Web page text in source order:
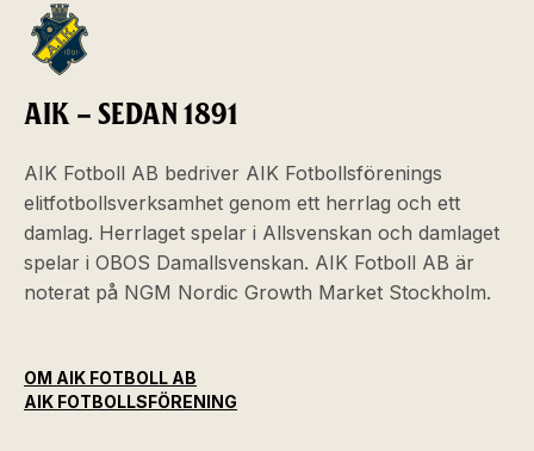
AIK – SEDAN 1891
AIK Fotboll AB bedriver AIK Fotbollsförenings
elitfotbollsverksamhet genom ett herrlag och ett
damlag. Herrlaget spelar i Allsvenskan och damlaget
spelar i OBOS Damallsvenskan. AIK Fotboll AB är
noterat på NGM Nordic Growth Market Stockholm.
OM AIK FOTBOLL AB
AIK FOTBOLLSFÖRENING